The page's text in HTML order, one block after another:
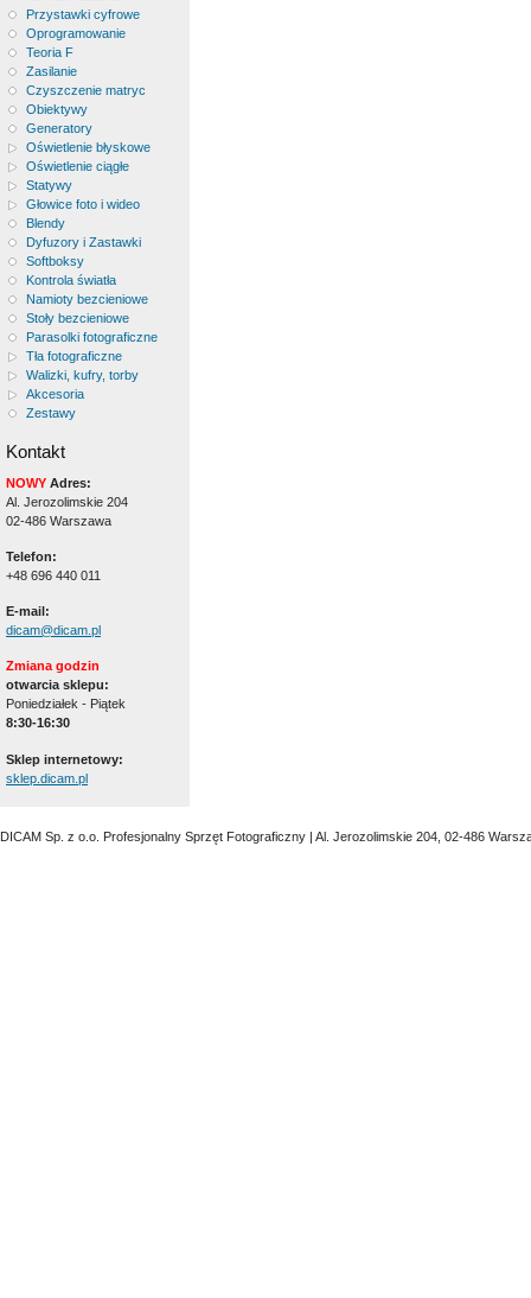
Przystawki cyfrowe
Oprogramowanie
Teoria F
Zasilanie
Czyszczenie matryc
Obiektywy
Generatory
Oświetlenie błyskowe
Oświetlenie ciągłe
Statywy
Głowice foto i wideo
Blendy
Dyfuzory i Zastawki
Softboksy
Kontrola światła
Namioty bezcieniowe
Stoły bezcieniowe
Parasolki fotograficzne
Tła fotograficzne
Walizki, kufry, torby
Akcesoria
Zestawy
Kontakt
NOWY Adres:
Al. Jerozolimskie 204
02-486 Warszawa
Telefon:
+48 696 440 011
E-mail:
dicam@dicam.pl
Zmiana godzin
otwarcia sklepu:
Poniedziałek - Piątek
8:30-16:30
Sklep internetowy:
sklep.dicam.pl
DICAM Sp. z o.o. Profesjonalny Sprzęt Fotograficzny | Al. Jerozolimskie 204, 02-486